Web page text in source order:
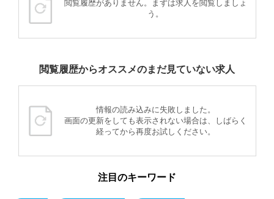
閲覧履歴がありません。まずは求人を閲覧しましょ
う。
閲覧履歴からオススメのまだ見ていない求人
情報の読み込みに失敗しました。
画面の更新をしても表示されない場合は、しばらく
経ってから再度お試しください。
注目のキーワード